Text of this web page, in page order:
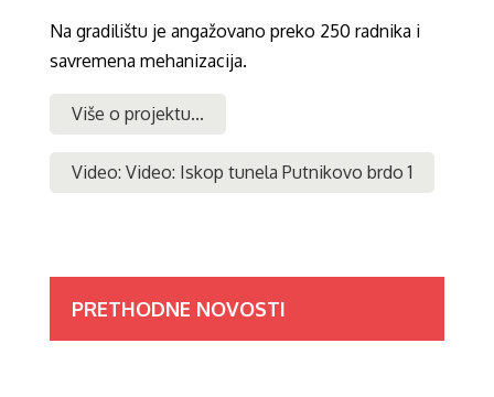
Na gradilištu je angažovano preko 250 radnika i
savremena mehanizacija.
Više o projektu...
Video: Video: Iskop tunela Putnikovo brdo 1
PRETHODNE NOVOSTI